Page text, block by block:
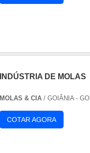
INDÚSTRIA DE MOLAS
MOLAS & CIA / GOIÂNIA - GO
COTAR AGORA